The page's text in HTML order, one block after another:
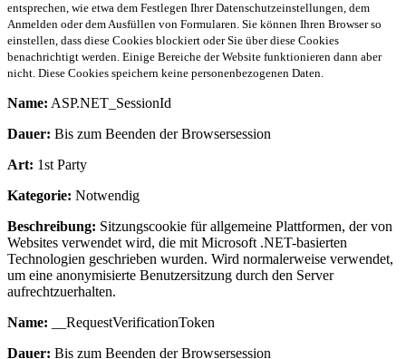
entsprechen, wie etwa dem Festlegen Ihrer Datenschutzeinstellungen, dem
Anmelden oder dem Ausfüllen von Formularen. Sie können Ihren Browser so
einstellen, dass diese Cookies blockiert oder Sie über diese Cookies
benachrichtigt werden. Einige Bereiche der Website funktionieren dann aber
nicht. Diese Cookies speichern keine personenbezogenen Daten.
Name: ASP.NET_SessionId
Dauer: Bis zum Beenden der Browsersession
Art: 1st Party
Kategorie: Notwendig
Beschreibung: Sitzungscookie für allgemeine Plattformen, der von
Websites verwendet wird, die mit Microsoft .NET-basierten
Technologien geschrieben wurden. Wird normalerweise verwendet,
um eine anonymisierte Benutzersitzung durch den Server
aufrechtzuerhalten.
Name: __RequestVerificationToken
Dauer: Bis zum Beenden der Browsersession